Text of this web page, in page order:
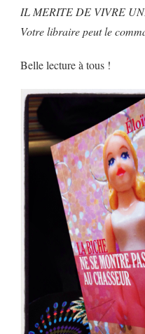
IL MERITE DE VIVRE
Votre libraire peut le
Belle lecture à tous !